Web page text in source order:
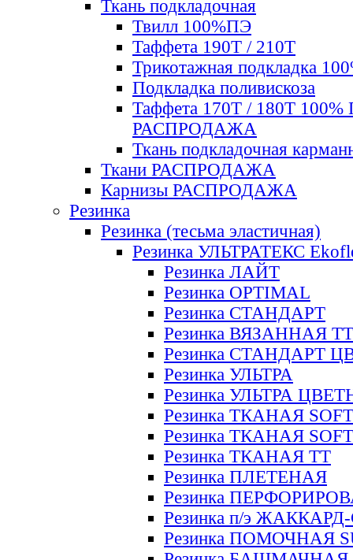
Ткань подкладочная
Твилл 100%ПЭ
Таффета 190Т / 210Т
Трикотажная подкладка
Подкладка поливискоза
Таффета 170Т / 180Т 100%
РАСПРОДАЖА
Ткань подкладочная
Ткани РАСПРОДАЖА
Карнизы РАСПРОДАЖА
Резинка
Резинка (тесьма эластичная)
Резинка УЛЬТРАТЕКС
Резинка ЛАЙТ
Резинка OPTIMAL
Резинка СТАНДАРТ
Резинка ВЯЗАННАЯ ТТ
Резинка СТАНДАРТ
Резинка УЛЬТРА
Резинка УЛЬТРА
Резинка ТКАНАЯ SOFT
Резинка ТКАНАЯ
Резинка ТКАНАЯ ТТ
Резинка ПЛЕТЕНАЯ
Резинка
Резинка п/э
Резинка ПОМОЧНАЯ